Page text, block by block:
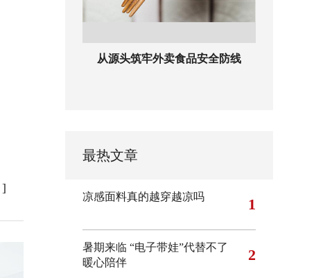
]
从源头筑牢外卖食品安全防线
最热文章
凉感面料真的越穿越凉吗 1
暑期来临 “电子带娃”代替不了
暖心陪伴
2